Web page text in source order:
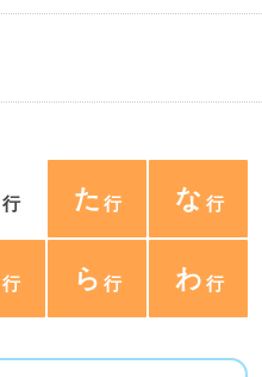
た な
ら わ